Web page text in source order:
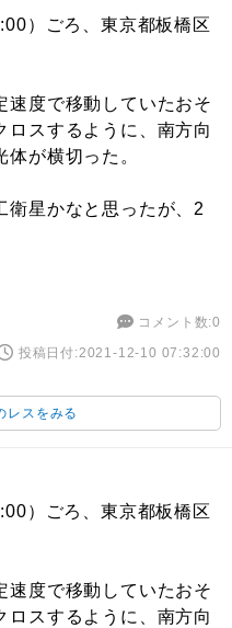
）ごろ、東京都板橋区
速度で移動していたおそ
ロスするように、南方向
が横切った。
衛星かなと思ったが、2
コメント数:0
投稿日付:2021-12-10 07:32:00
レスをみる
）ごろ、東京都板橋区
速度で移動していたおそ
ロスするように、南方向